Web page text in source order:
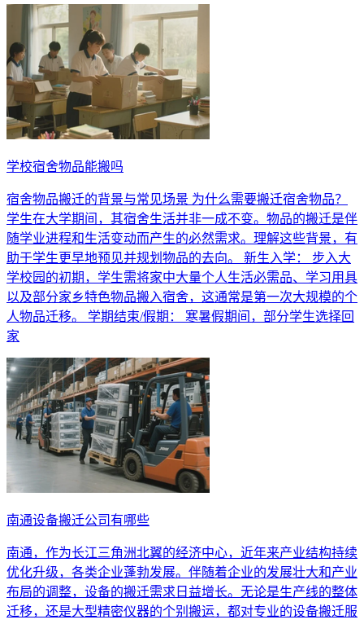
学校宿舍物品能搬吗
宿舍物品搬迁的背景与常见场景 为什么需要搬迁宿舍物品？
学生在大学期间，其宿舍生活并非一成不变。物品的搬迁是伴
随学业进程和生活变动而产生的必然需求。理解这些背景，有
助于学生更早地预见并规划物品的去向。 新生入学： 步入大
学校园的初期，学生需将家中大量个人生活必需品、学习用具
以及部分家乡特色物品搬入宿舍，这通常是第一次大规模的个
人物品迁移。 学期结束/假期： 寒暑假期间，部分学生选择回
家
南通设备搬迁公司有哪些
南通，作为长江三角洲北翼的经济中心，近年来产业结构持续
优化升级，各类企业蓬勃发展。伴随着企业的发展壮大和产业
布局的调整，设备的搬迁需求日益增长。无论是生产线的整体
迁移，还是大型精密仪器的个别搬运，都对专业的设备搬迁服